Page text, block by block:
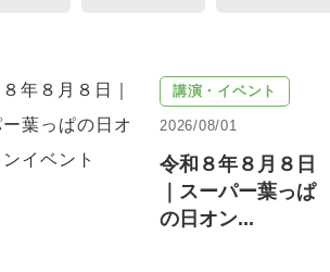
講演・イベント
2026/08/01
令和８年８月８日
｜スーパー葉っぱ
の日オン...